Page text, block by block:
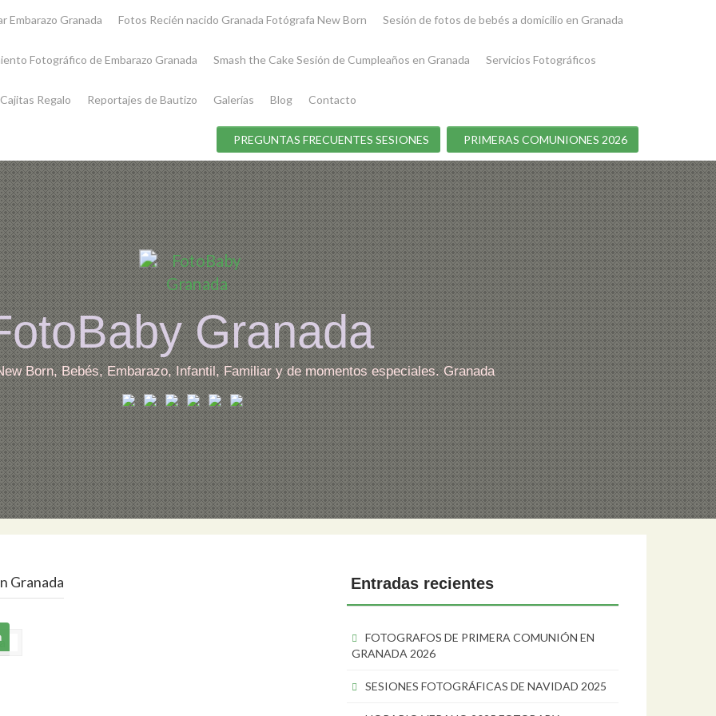
Embarazo Granada Fotos Recién nacido Granada Fotógrafa New Born Sesión de fotos de bebés a domicilio en Granada
Fotográfico de Embarazo Granada Smash the Cake Sesión de Cumpleaños en Granada Servicios Fotográficos
Cajitas Regalo Reportajes de Bautizo Galerías Blog Contacto
PREGUNTAS FRECUENTES SESIONES PRIMERAS COMUNIONES 2026
Granada
Born, Bebés, Embarazo, Infantil, Familiar y de momentos especiales. Granada
Granada Entradas recientes
FOTOGRAFOS DE PRIMERA COMUNIÓN EN
GRANADA 2026
SESIONES FOTOGRÁFICAS DE NAVIDAD 2025